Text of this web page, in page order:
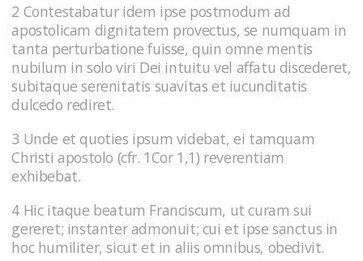
2 Contestabatur idem ipse postmodum ad
apostolicam dignitatem provectus, se numquam in
tanta perturbatione fuisse, quin omne mentis
nubilum in solo viri Dei intuitu vel affatu discederet,
subitaque serenitatis suavitas et iucunditatis
dulcedo rediret.
3 Unde et quoties ipsum videbat, ei tamquam
Christi apostolo (cfr. 1Cor 1,1) reverentiam
exhibebat.
4 Hic itaque beatum Franciscum, ut curam sui
gereret; instanter admonuit; cui et ipse sanctus in
hoc humiliter, sicut et in aliis omnibus, obedivit.